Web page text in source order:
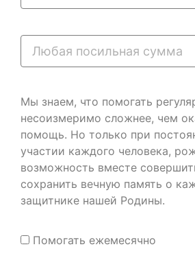
Мы знаем, что помогать
несоизмеримо сложнее, чем
помощь. Но только при
участии каждого человека,
возможность вместе
сохранить вечную память о
защитнике нашей Родины.
Помогать ежемесячно